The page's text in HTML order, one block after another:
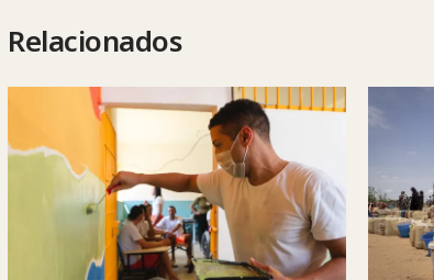
Relacionados